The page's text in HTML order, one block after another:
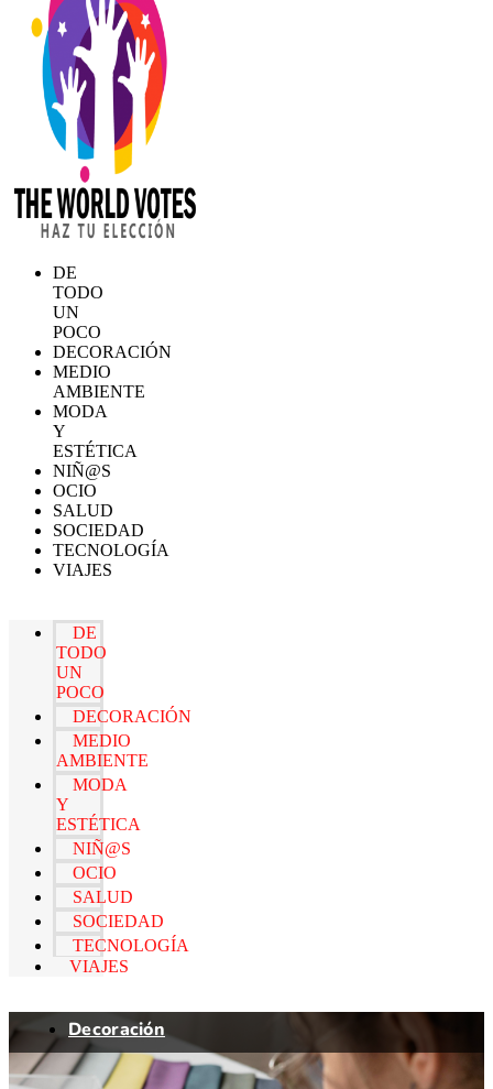
DE
TODO
UN
POCO
DECORACIÓN
MEDIO
AMBIENTE
MODA
Y
ESTÉTICA
NIÑ@S
OCIO
SALUD
SOCIEDAD
TECNOLOGÍA
VIAJES
DE
TODO
UN
POCO
DECORACIÓN
MEDIO
AMBIENTE
MODA
Y
ESTÉTICA
NIÑ@S
OCIO
SALUD
SOCIEDAD
TECNOLOGÍA
VIAJES
Decoración